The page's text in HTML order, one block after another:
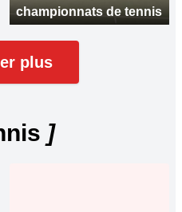
championnats de tennis
plus
]